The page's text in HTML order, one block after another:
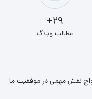
است تا جان
29+
مطالب وبلاگ
واچ نقش مهمی در موفقیت ما